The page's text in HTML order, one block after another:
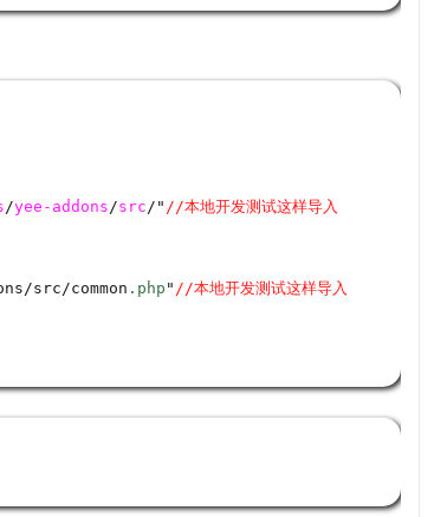
/yee-addons/src/" //本地开发测试这样导入
/src/common .php " //本地开发测试这样导入